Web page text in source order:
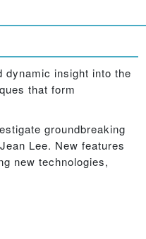
dynamic insight into the
that form
groundbreaking
Lee. New features
new technologies,